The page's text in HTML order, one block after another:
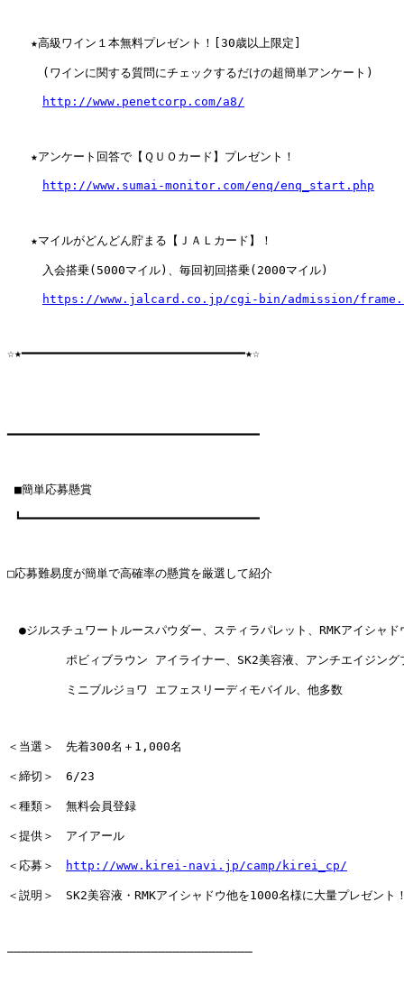
★高級ワイン１本無料プレゼント！[30歳以上限定]
(ワインに関する質問にチェックするだけの超簡単アンケート)
http://www.penetcorp.com/a8/
★アンケート回答で【ＱＵＯカード】プレゼント！
http://www.sumai-monitor.com/enq/enq_start.php
★マイルがどんどん貯まる【ＪＡＬカード】！
入会搭乗(5000マイル)、毎回初回搭乗(2000マイル)
https://www.jalcard.co.jp/cgi-bin/admission/
☆★━━━━━━━━━━━━━━━━━━━━━━━━━━━━━━━★☆
━━━━━━━━━━━━━━━━━━━━━━━━━━━━━━━━━━━
■簡単応募懸賞
┗━━━━━━━━━━━━━━━━━━━━━━━━━━━━━━━━━
□応募難易度が簡単で高確率の懸賞を厳選して紹介
●ジルスチュワートルースパウダー、スティラパレット、RMKアイシャド
ポビィブラウン アイライナー、SK2美容液、アンチエイジング
ミニブルジョワ エフェスリーディモバイル、他多数
＜当選＞　先着300名＋1,000名
＜締切＞　6/23
＜種類＞　無料会員登録
＜提供＞　アイアール
＜応募＞ http://www.kirei-navi.jp/camp/kirei_cp/
＜説明＞　SK2美容液・RMKアイシャドウ他を1000名様に大量プレゼント
――――――――――――――――――――――――――――――――――